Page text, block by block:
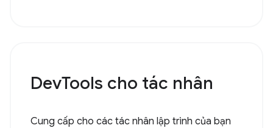
DevTools cho tác nhân
Cung cấp cho các tác nhân lập trình của bạn